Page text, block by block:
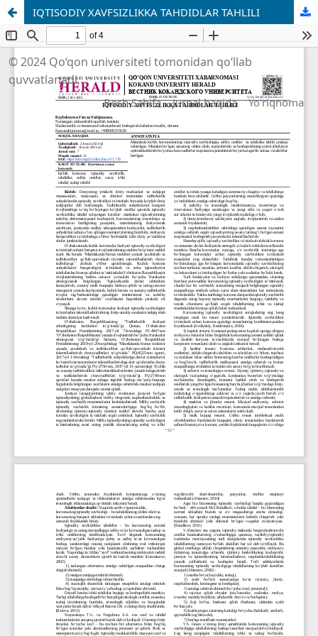
IQTISODIY XAVFSIZLIKKA TAHDIDLAR TAHLILI
© 2024 Qo‘qon universiteti tomonidan qo‘llab
quvvatlanadi
Bosh Sahifa Jurnal haqida Yo'riqnoma